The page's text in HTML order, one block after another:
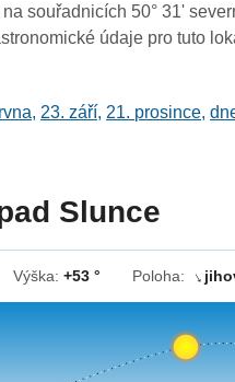
souřadnicích 50° 31'
údaje pro tuto
, 23. září, 21. prosince,
Slunce
Výška:+53 ° Poloha: ↓